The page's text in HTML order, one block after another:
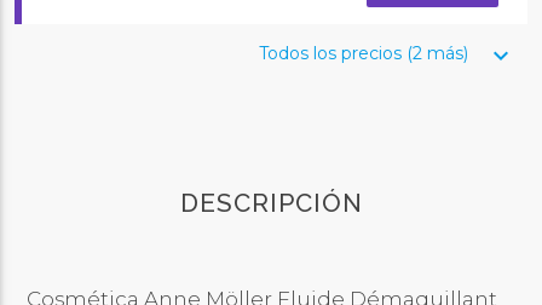
keyboard_arrow_down
Todos los precios (2 más)
DESCRIPCIÓN
Cosmética Anne Möller Fluide Démaquillant